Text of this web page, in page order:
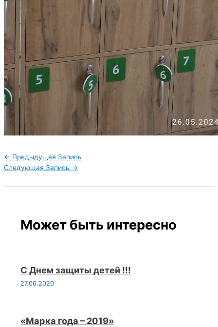
← Предыдущая Запись
Следующая Запись →
Может быть интересно
С Днем защиты детей !!!
27.06.2020
«Марка года – 2019»